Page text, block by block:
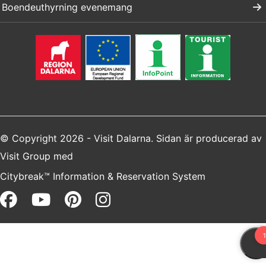
Boendeuthyrning evenemang
© Copyright 2026 - Visit Dalarna. Sidan är producerad av
Visit Group med
Citybreak™ Information & Reservation System
Facebook (opens in a new
Youtube (opens in a new
Pinterest (opens in a
Instagram (opens